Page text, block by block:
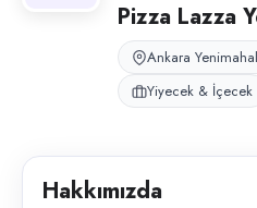
Pizza Lazza
Ankara
Yiyecek & İçecek
Hakkımızda